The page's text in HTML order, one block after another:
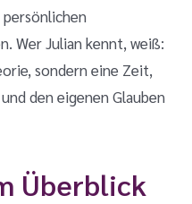
Wer Julian kennt, weiß:
sondern eine Zeit,
den eigenen Glauben
Überblick